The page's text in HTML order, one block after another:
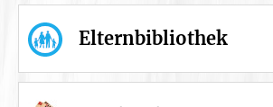
Elternbibliothek